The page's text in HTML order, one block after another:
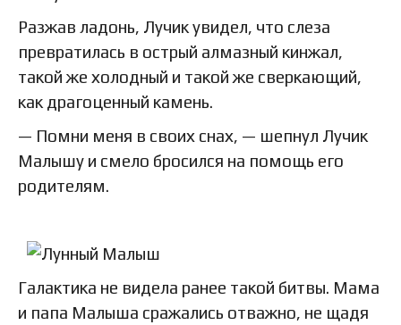
Разжав ладонь, Лучик увидел, что слеза
превратилась в острый алмазный кинжал,
такой же холодный и такой же сверкающий,
как драгоценный камень.
— Помни меня в своих снах, — шепнул Лучик
Малышу и смело бросился на помощь его
родителям.
Галактика не видела ранее такой битвы. Мама
и папа Малыша сражались отважно, не щадя